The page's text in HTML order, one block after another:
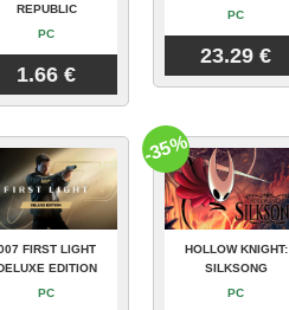
REPUBLIC
PC
1.66 €
PC
23.29 €
FIRST LIGHT
EDITION
PC
HOLLOW KNIGHT:
SILKSONG
PC
-35%